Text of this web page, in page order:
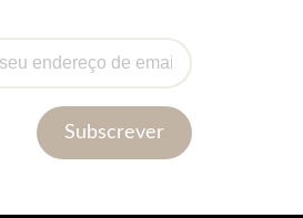
Subscrever